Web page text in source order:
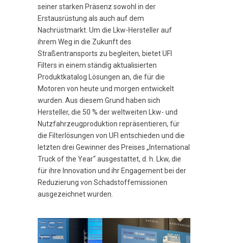
seiner starken Präsenz sowohl in der
Erstausrüstung als auch auf dem
Nachrüstmarkt. Um die Lkw-Hersteller auf
ihrem Weg in die Zukunft des
Straßentransports zu begleiten, bietet UFI
Filters in einem ständig aktualisierten
Produktkatalog Lösungen an, die für die
Motoren von heute und morgen entwickelt
wurden. Aus diesem Grund haben sich
Hersteller, die 50 % der weltweiten Lkw- und
Nutzfahrzeugproduktion repräsentieren, für
die Filterlösungen von UFI entschieden und die
letzten drei Gewinner des Preises „International
Truck of the Year“ ausgestattet, d. h. Lkw, die
für ihre Innovation und ihr Engagement bei der
Reduzierung von Schadstoffemissionen
ausgezeichnet wurden.